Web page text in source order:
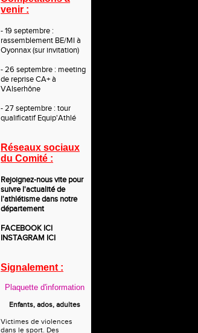
venir :
- 19 septembre :
rassemblement BE/MI à
Oyonnax (sur invitation)
- 26 septembre : meeting
de reprise CA+ à
VAlserhône
- 27 septembre : tour
qualificatif Equip'Athlé
Réseaux sociaux
du Comité :
Rejoignez-nous vite pour
suivre l'actualité de
l'athlétisme dans notre
département
FACEBOOKICI
INSTAGRAM ICI
Signalement :
Plaquette d'information
Enfants, ados, adultes
Victimes de violences
dans le sport. Des